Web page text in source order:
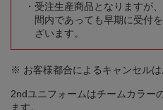
受注生産商品となりますが
間内であっても早期に受付
ざいます。
※ お客様都合によるキャンセルは
2ndユニフォームはチームカラー
ます。